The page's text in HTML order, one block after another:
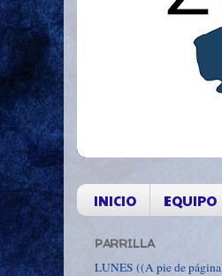
INICIO EQUIPO
PARRILLA
LUNES ((A pie de